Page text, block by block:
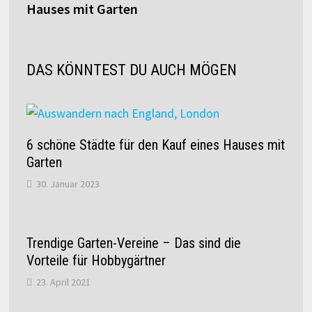
Hauses mit Garten
DAS KÖNNTEST DU AUCH MÖGEN
6 schöne Städte für den Kauf eines Hauses mit
Garten
30. Januar 2023
Trendige Garten-Vereine – Das sind die
Vorteile für Hobbygärtner
23. April 2021